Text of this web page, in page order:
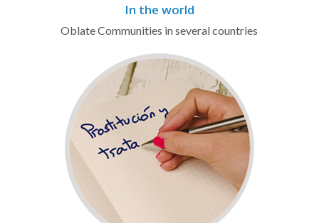
In the world
Oblate Communities in several countries